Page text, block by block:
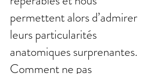
permettent alors d’admirer
leurs particularités
anatomiques surprenantes.
Comment ne pas